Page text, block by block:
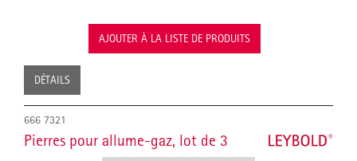
AJOUTER À LA LISTE DE PRODUITS
DÉTAILS
666 7321
Pierres pour allume-gaz, lot de 3